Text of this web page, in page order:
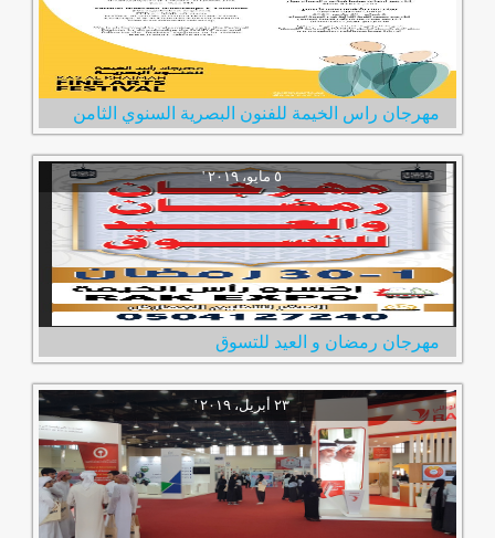
مهرجان راس الخيمة للفنون البصرية السنوي الثامن
‏٥ مايو، ٢٠١٩‏ ‏'‏
مهرجان رمضان و العيد للتسوق
‏٢٣ أبريل، ٢٠١٩‏ ‏'‏